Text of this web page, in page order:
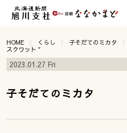
HOME くらし 子そだてのミカタ
スクワット＂
2023.01.27 Fri
子そだてのミカタ